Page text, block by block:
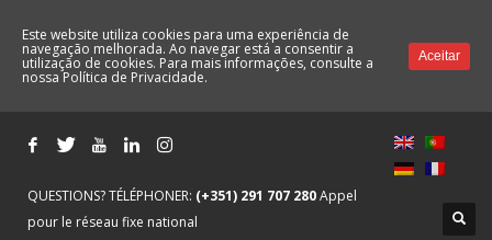
QUESTIONS? TÉLÉPHONER: (+351) 291 707 280Appel
pour le réseau fixe national
Este website utiliza cookies para uma experiência de
navegação melhorada. Ao navegar está a consentir a
utilização de cookies. Para mais informações, consulte a
nossaPolítica de Privacidade.
Aceitar